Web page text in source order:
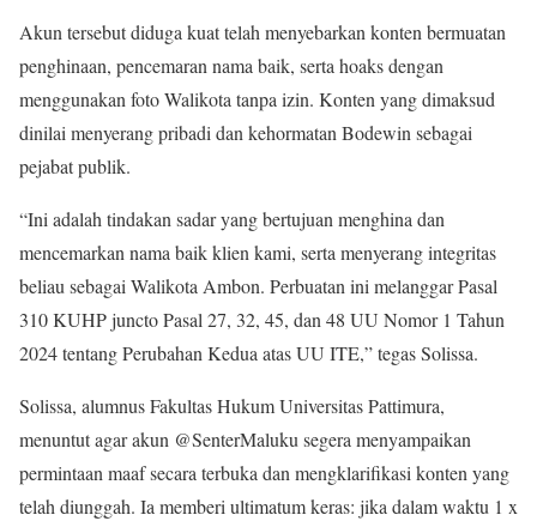
Akun tersebut diduga kuat telah menyebarkan konten bermuatan
penghinaan, pencemaran nama baik, serta hoaks dengan
menggunakan foto Walikota tanpa izin. Konten yang dimaksud
dinilai menyerang pribadi dan kehormatan Bodewin sebagai
pejabat publik.
“Ini adalah tindakan sadar yang bertujuan menghina dan
mencemarkan nama baik klien kami, serta menyerang integritas
beliau sebagai Walikota Ambon. Perbuatan ini melanggar Pasal
310 KUHP juncto Pasal 27, 32, 45, dan 48 UU Nomor 1 Tahun
2024 tentang Perubahan Kedua atas UU ITE,” tegas Solissa.
Solissa, alumnus Fakultas Hukum Universitas Pattimura,
menuntut agar akun @SenterMaluku segera menyampaikan
permintaan maaf secara terbuka dan mengklarifikasi konten yang
telah diunggah. Ia memberi ultimatum keras: jika dalam waktu 1 x